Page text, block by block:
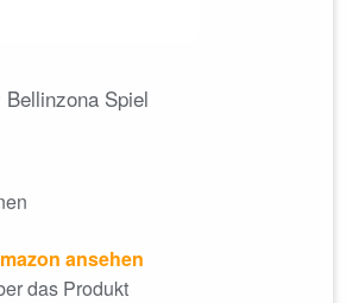
Spiel
ansehen
das Produkt